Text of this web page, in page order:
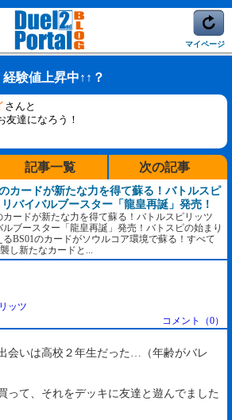
マイページ
経験値上昇中↑↑？
さんと
友達になろう！
記事一覧 次の記事
カードが新たな力を得て蘇る！バトルスピ
リバイバルブースター「龍皇再誕」発売！
カードが新たな力を得て蘇る！バトルスピリッツ
ルブースター「龍皇再誕」発売！バトスピの始まり
るBS01のカードがソウルコア環境で蘇る！すべて
し新たなカードと...
ッツ
コメント（0）
会いは高校２年生だった…（年齢がバレ
って、それをデッキに友達と遊んでました